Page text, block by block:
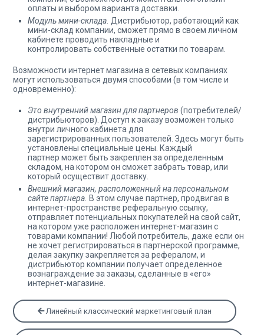
оплаты и выбором варианта доставки.
Модуль мини-склада. Дистрибьютор, работающий как
мини-склад компании, сможет прямо в своем личном
кабинете проводить накладные и
контролировать собственные остатки по товарам.
Возможности интернет магазина в сетевых компаниях
могут использоваться двумя способами (в том числе и
одновременно):
Это внутренний магазин для партнеров (потребителей/
дистрибьюторов). Доступ к заказу возможен только
внутри личного кабинета для
зарегистрированных пользователей. Здесь могут быть
установлены специальные цены. Каждый
партнер может быть закреплен за определенным
складом, на котором он сможет забрать товар, или
который осуществит доставку.
Внешний магазин, расположенный на персональном
сайте партнера. В этом случае партнер, продвигая в
интернет-пространстве реферальную ссылку,
отправляет потенциальных покупателей на свой сайт,
на котором уже расположен интернет-магазин с
товарами компании! Любой потребитель, даже если он
не хочет регистрироваться в партнерской программе,
делая закупку закрепляется за рефералом, и
дистрибьютор компании получает определенное
вознаграждение за заказы, сделанные в «его»
интернет-магазине.
Линейный классический маркетинговый план